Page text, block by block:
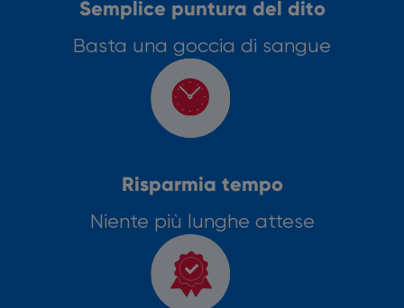
Semplice puntura del dito
Basta una goccia di sangue
Risparmia tempo
Niente più lunghe attese